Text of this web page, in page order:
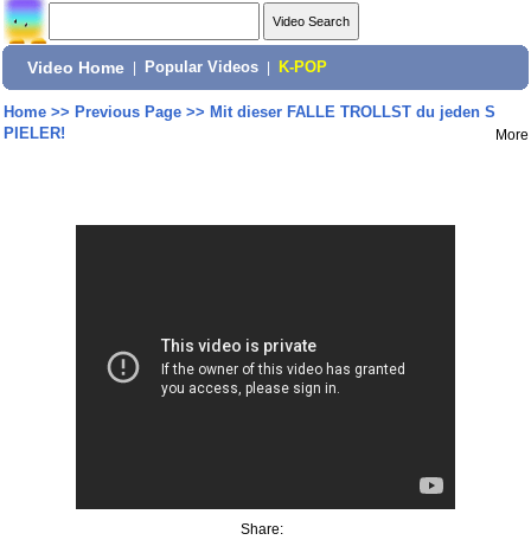
Video Home Popular Videos K-POP
Home>> Previous Page>> Mit dieser FALLE TROLLST du jeden S
PIELER!
More
Share: